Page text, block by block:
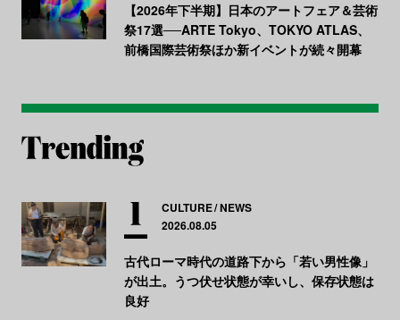
【2026年下半期】日本のアートフェア＆芸術
祭17選──ARTE Tokyo、TOKYO ATLAS、
前橋国際芸術祭ほか新イベントが続々開幕
CULTURE NEWS
2026.08.05
古代ローマ時代の道路下から「若い男性像」
が出土。うつ伏せ状態が幸いし、保存状態は
良好